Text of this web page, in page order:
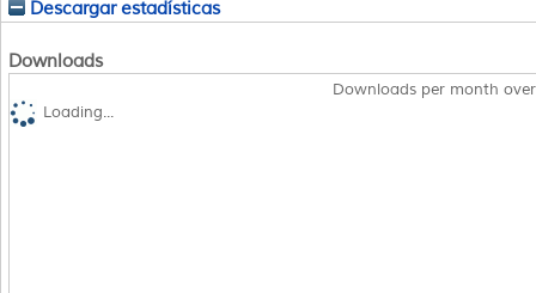
Descargar estadísticas
Downloads
Downloads per month
Loading...